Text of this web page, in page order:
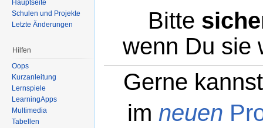
Bitte
wenn Du sie
Gerne
im neuen
Hauptseite
Schulen und Projekte
Letzte Änderungen
Hilfen
Oops
Kurzanleitung
Lernspiele
LearningApps
Multimedia
Tabellen